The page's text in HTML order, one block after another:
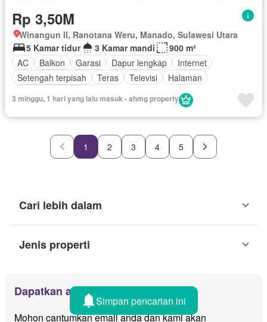
Rp 3,50M
Winangun II, Ranotana Weru, Manado, Sulawesi Utara
5 Kamar tidur
3 Kamar mandi
900 m²
AC
Balkon Garasi Dapur lengkap
Internet
Setengah terpisah
Teras Televisi
Halaman
3 minggu, 1 hari yang lalu masuk - ahmg property
1 2 3 4 5
Cari lebih dalam
Jenis properti
Dapatkan alert email
Mohon cantumkan email anda dan kami akan
Simpan pencarian ini